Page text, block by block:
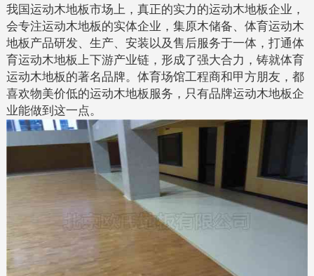
我国运动木地板市场上，真正的实力的运动木地板企业，
会专注运动木地板的实体企业，集原木储备、体育运动木
地板产品研发、生产、安装以及售后服务于一体，打通体
育运动木地板上下游产业链，形成了强大合力，铸就体育
运动木地板的著名品牌。体育场馆工程商和甲方朋友，都
喜欢物美价低的运动木地板服务，只有品牌运动木地板企
业能做到这一点。